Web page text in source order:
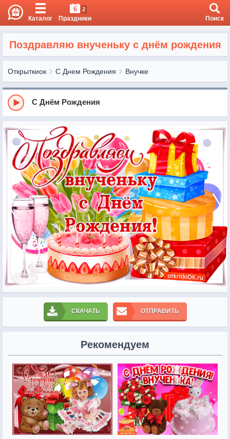
Каталог
6 2
Праздники Поиск
Поздравляю внученьку с днём рождения
Открыткиок С Днем Рождения Внучке
С Днём Рождения
СКАЧАТЬ ОТПРАВИТЬ
Рекомендуем